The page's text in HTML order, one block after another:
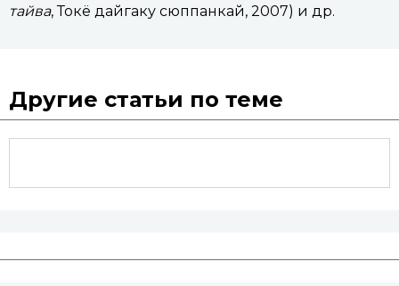
тайва, Токё дайгаку сюппанкай, 2007) и др.
Другие статьи по теме